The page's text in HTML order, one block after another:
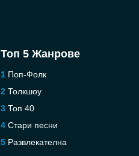
Топ 5 Жанрове
Поп-Фолк
Толкшоу
Топ 40
Стари песни
Развлекателна